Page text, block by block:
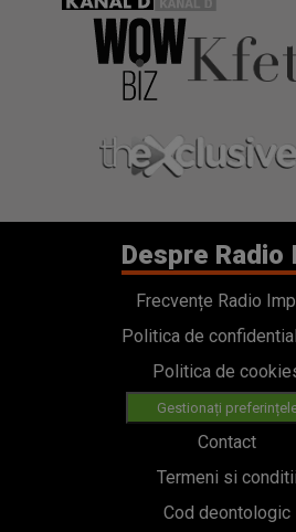
Despre Radio
Frecvențe Radio
Politica de
Politica de
Gestionați
Contact
Termeni si conditii
Cod deontologic